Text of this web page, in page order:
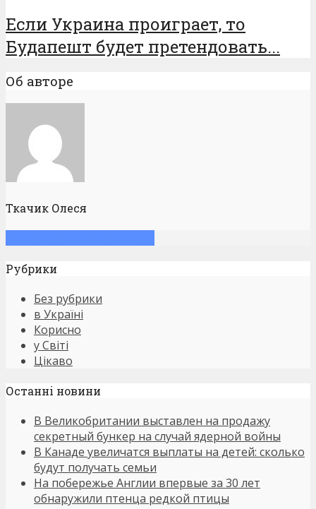
Если Украина проиграет, то
Будапешт будет претендовать...
Об авторе
Ткачик Олеся
Рубрики
Без рубрики
в Україні
Корисно
у Світі
Цікаво
Останнi новини
В Великобритании выставлен на продажу
секретный бункер на случай ядерной войны
В Канаде увеличатся выплаты на детей: сколько
будут получать семьи
На побережье Англии впервые за 30 лет
обнаружили птенца редкой птицы